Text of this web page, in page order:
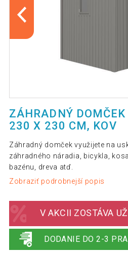
ZÁHRADNÝ
230 X 230 CM, KOV
Záhradný domček využijete na
záhradného náradia, bicykla,
bazénu, dreva atď.
Zobraziť podrobnejší popis
V AKCII ZOSTÁVA
DODANIE DO 2-3